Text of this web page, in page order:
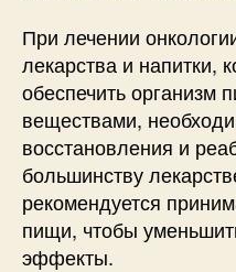
При лечении
лекарства и напитки,
обеспечить организм
веществами,
восстановления и
большинству
рекомендуется
пищи, чтобы
эффекты.